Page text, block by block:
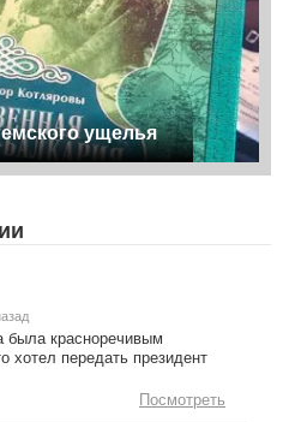
ущелья
была красноречивым
хотел передать президент
Посмотреть